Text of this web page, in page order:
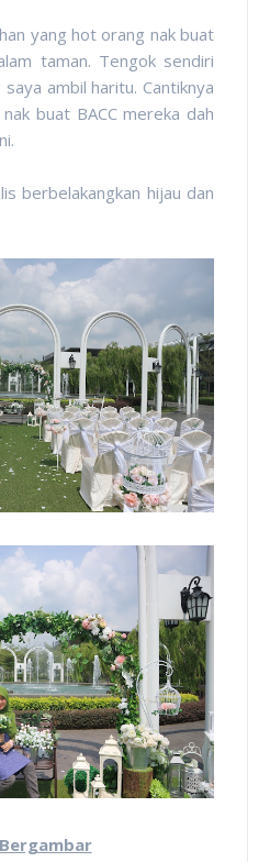
yang hot orang nak buat
taman. Tengok sendiri
ambil haritu. Cantiknya
buat BACC mereka dah
berbelakangkan hijau dan